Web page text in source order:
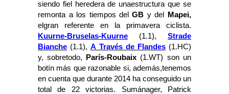
siendo fiel heredera de unaestructura que se
remonta a los tiempos del GB y del
Mapei,
elgran referente en la primavera ciclista.
Kuurne-Bruselas-Kuurne (1.1), Strade
Bianche (1.1), A Través de Flandes (1.HC)
y, sobretodo,
París-Roubaix (1.WT) son un
botín más que razonable si, además,tenemos
en cuenta que durante 2014 ha conseguido un
total de 22 victorias. Sumánager, Patrick